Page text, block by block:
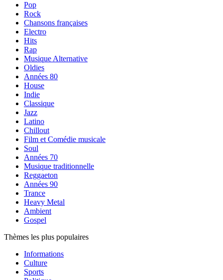
Pop
Rock
Chansons françaises
Electro
Hits
Rap
Musique Alternative
Oldies
Années 80
House
Indie
Classique
Jazz
Latino
Chillout
Film et Comédie musicale
Soul
Années 70
Musique traditionnelle
Reggaeton
Années 90
Trance
Heavy Metal
Ambient
Gospel
Thèmes les plus populaires
Informations
Culture
Sports